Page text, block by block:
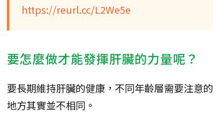
https://reurl.cc/L2We5e
要怎麼做才能發揮肝臟的力量呢？
要長期維持肝臟的健康，不同年齡層需要注意的
地方其實並不相同。